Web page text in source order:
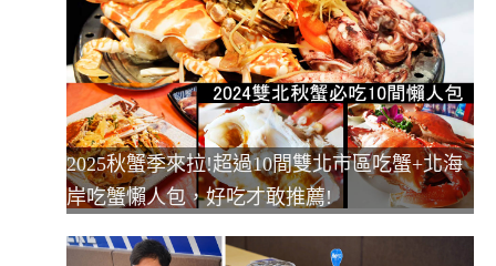
2025秋蟹季來拉!超過10間雙北市區吃蟹+北海
岸吃蟹懶人包，好吃才敢推薦!